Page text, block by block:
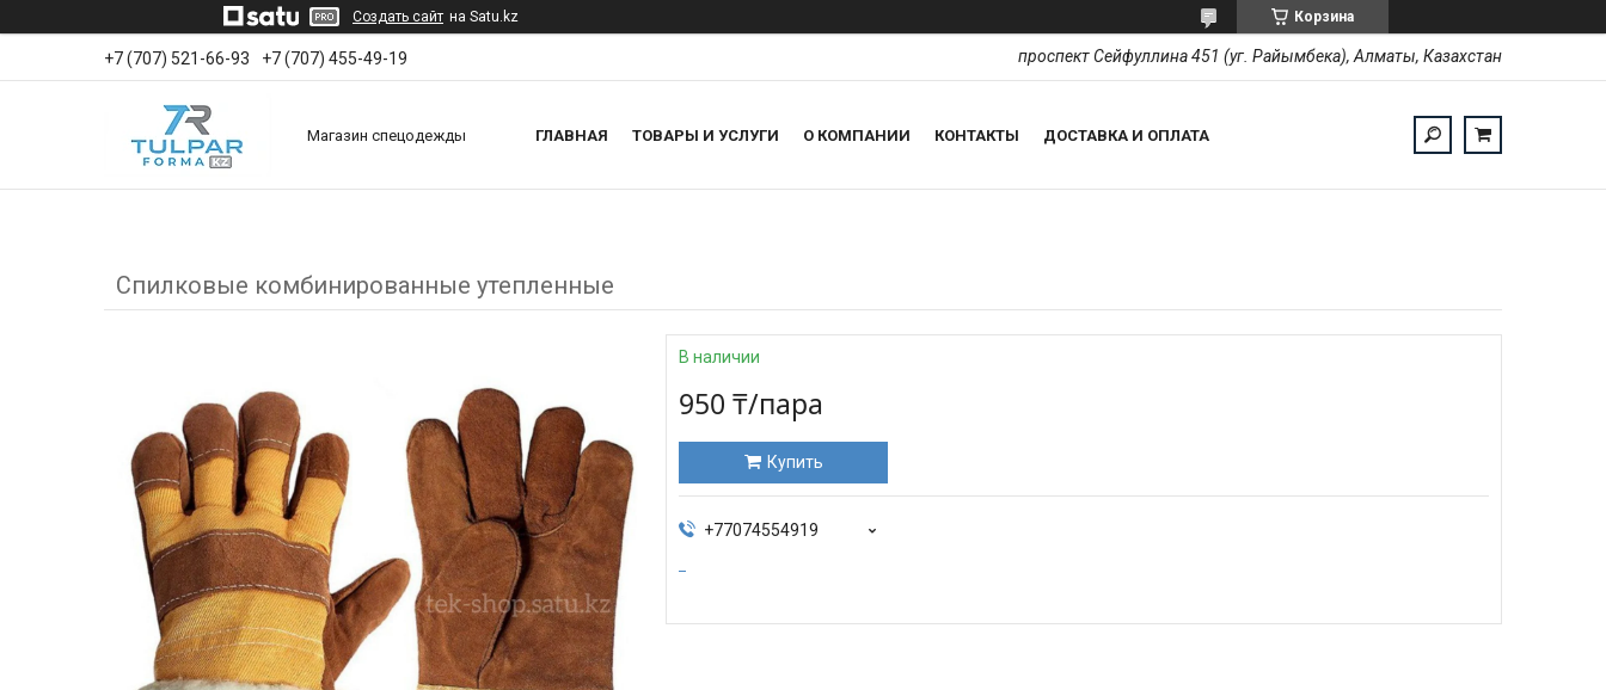
Создать сайт на Satu.kz Корзина
+7 (707) 521-66-93 +7 (707) 455-49-19 проспект Сейфуллина 451 (уг. Райымбека), Алматы, Казахстан
Магазин спецодежды ГЛАВНАЯ ТОВАРЫ И УСЛУГИ О КОМПАНИИ КОНТАКТЫ ДОСТАВКА И ОПЛАТА
Спилковые комбинированные утепленные
В наличии
950 ₸/пара
Купить
+77074554919